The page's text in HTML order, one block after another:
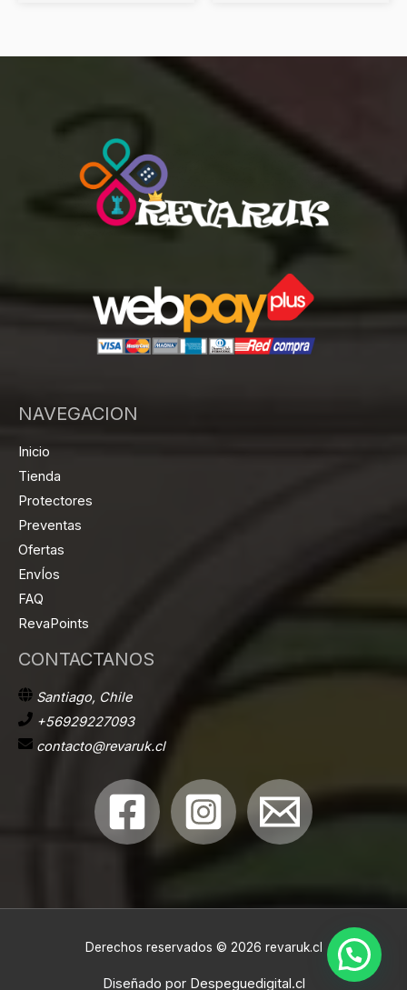
NAVEGACION
Inicio
Tienda
Protectores
Preventas
Ofertas
EnvÍos
FAQ
RevaPoints
CONTACTANOS
Santiago, Chile
+56929227093
contacto@revaruk.cl
Derechos reservados © 2026 revaruk.cl
Diseñado por Despeguedigital.cl